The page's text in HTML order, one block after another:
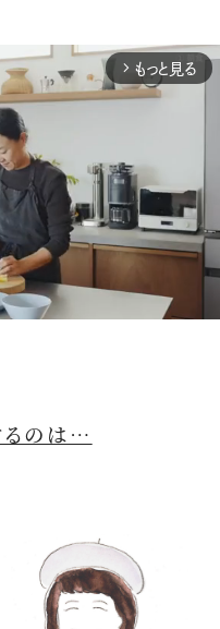
arrow_forward_ios もっと見る
るのは…